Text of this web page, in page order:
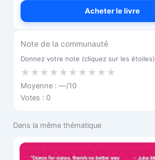
Acheter le livre
Note de la communauté
Donnez votre note (cliquez sur les étoiles)
★ ★ ★ ★ ★ ★ ★ ★ ★ ★
Moyenne : —/10
Votes : 0
Dans la même thématique